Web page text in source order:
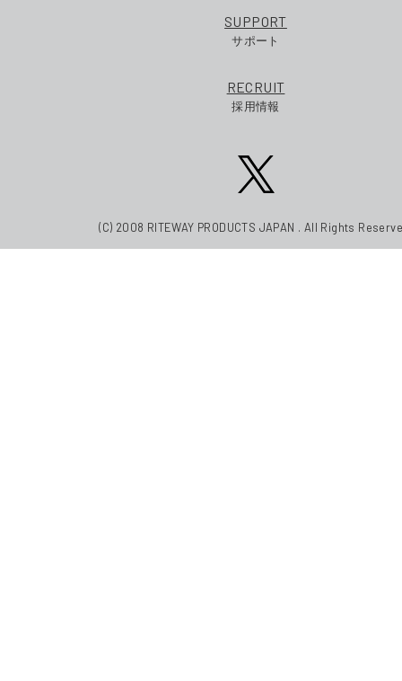
SUPPORT
サポート
RECRUIT
採用情報
(C) 2008 RITEWAY PRODUCTS JAPAN . All Rights